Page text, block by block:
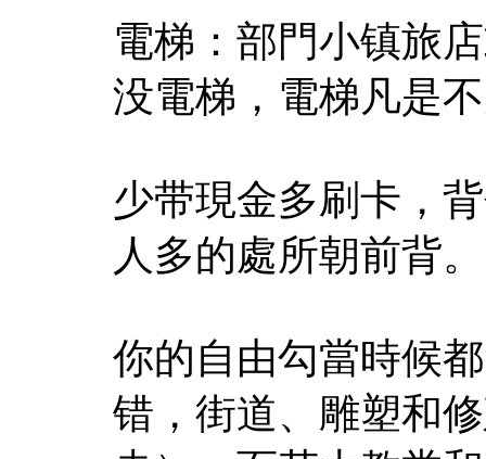
電梯：部門小镇旅
没電梯，電梯凡是
少带現金多刷卡，
人多的處所朝前背。
你的自由勾當時候
错，街道、雕塑和